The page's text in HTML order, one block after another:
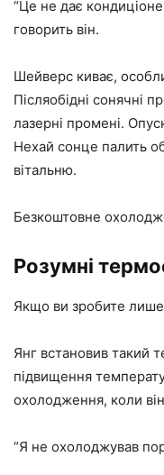
“Це не дає
говорить він.
Шейверс киває,
Післяобідні сонячні
лазерні промені.
Нехай сонце палить
вітальню.
Безкоштовне
Розумні
Якщо ви зробите лише
Янг встановив такий
підвищення
охолодження, коли
“Я не охолоджував